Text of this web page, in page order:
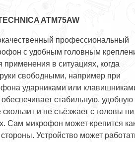
ATM75AW
профессиональный
с удобным головным
в ситуациях, когда
свободными, например при
ударниками или
стабильную, удобную
и не съёзжает с головы
Сам микрофон может крепится
Устройство может